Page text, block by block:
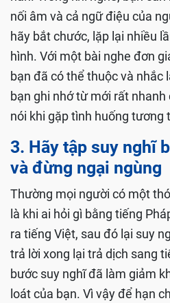
nối âm và cả ngữ điệu của
hãy bắt chước, lặp lại nhiều
hình. Với một bài nghe đơn
bạn đã có thể thuộc và nhắc
bạn ghi nhớ từ mới rất
nói khi gặp tình huống tương
3. Hãy tập suy nghĩ
và đừng ngại ngùng
Thường mọi người có một
là khi ai hỏi gì bằng tiếng
ra tiếng Việt, sau đó lại suy
trả lời xong lại trả dịch sang
bước suy nghĩ đã làm giảm
loát của bạn. Vì vậy để hạn